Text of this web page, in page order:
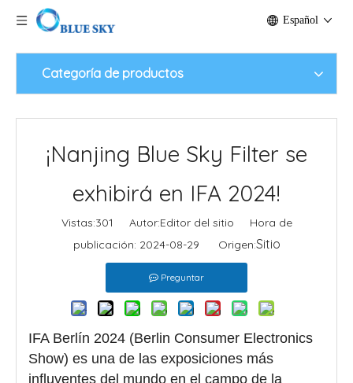
Español
Categoría de productos
¡Nanjing Blue Sky Filter se
exhibirá en IFA 2024!
Vistas:301 Autor:Editor del sitio Hora de
publicación: 2024-08-29 Origen:Sitio
Preguntar
IFA Berlín 2024 (Berlin Consumer Electronics
Show) es una de las exposiciones más
influyentes del mundo en el campo de la